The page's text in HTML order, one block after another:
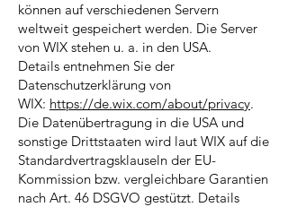
können auf verschiedenen Servern
weltweit gespeichert werden. Die Server
von WIX stehen u. a. in den USA.
Details entnehmen Sie der
Datenschutzerklärung von
WIX: https://de.wix.com/about/privacy.
Die Datenübertragung in die USA und
sonstige Drittstaaten wird laut WIX auf die
Standardvertragsklauseln der EU-
Kommission bzw. vergleichbare Garantien
nach Art. 46 DSGVO gestützt. Details